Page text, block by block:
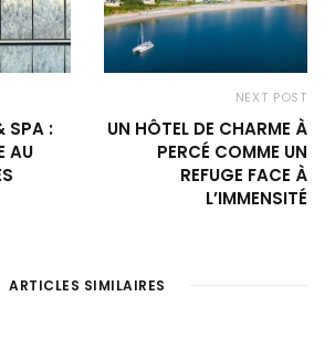
SPA :
AU
NEXT POST
UN HÔTEL DE CHARME À
PERCÉ COMME UN
REFUGE FACE À
L’IMMENSITÉ
ARTICLES SIMILAIRES